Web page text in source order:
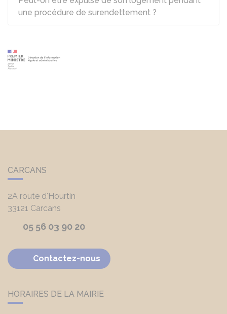
une procédure de surendettement ?
CARCANS
2A route d'Hourtin
33121 Carcans
05 56 03 90 20
Contactez-nous
HORAIRES DE LA MAIRIE